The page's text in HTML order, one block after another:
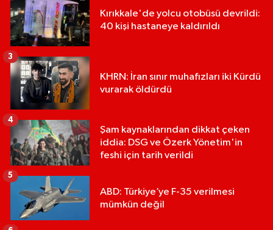
Kırıkkale'de yolcu otobüsü devrildi:
40 kişi hastaneye kaldırıldı
KHRN: İran sınır muhafızları iki Kürdü
vurarak öldürdü
3
Şam kaynaklarından dikkat çeken
iddia: DSG ve Özerk Yönetim'in
feshi için tarih verildi
4
ABD: Türkiye’ye F-35 verilmesi
mümkün değil
5